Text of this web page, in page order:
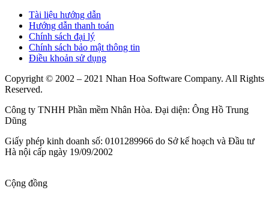
Tài liệu hướng dẫn
Hướng dẫn thanh toán
Chính sách đại lý
Chính sách bảo mật thông tin
Điều khoản sử dụng
Copyright © 2002 – 2021 Nhan Hoa Software Company. All Rights
Reserved.
Công ty TNHH Phần mềm Nhân Hòa. Đại diện: Ông Hồ Trung
Dũng
Giấy phép kinh doanh số: 0101289966 do Sở kế hoạch và Đầu tư
Hà nội cấp ngày 19/09/2002
Cộng đồng